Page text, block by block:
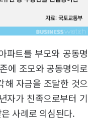
파트를 부모와 공동명
에 조모와 공동명의로
해 자금을 조달한 것으
자가 친족으로부터 기
사례로 의심된다.